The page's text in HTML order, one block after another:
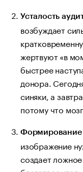
Усталость
возбуждает
жертвуют «в
быстрее
донора.
синяки, а
потому что
Формирование
изображение
создает